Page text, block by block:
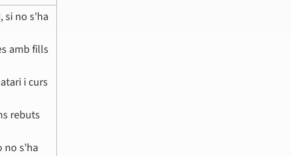
si no s'ha
amb fills
i curs
rebuts
no s'ha